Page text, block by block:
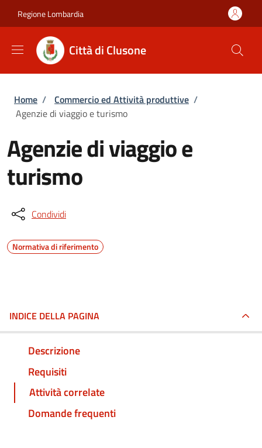
Regione Lombardia
Città di Clusone
Briciole di pane
Home / Commercio ed Attività produttive /
Agenzie di viaggio e turismo
Agenzie di viaggio e
turismo
Condividi
Normativa di riferimento
INDICE DELLA PAGINA
Descrizione
Requisiti
Attività correlate
Domande frequenti